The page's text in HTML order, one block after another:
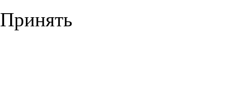
Принять